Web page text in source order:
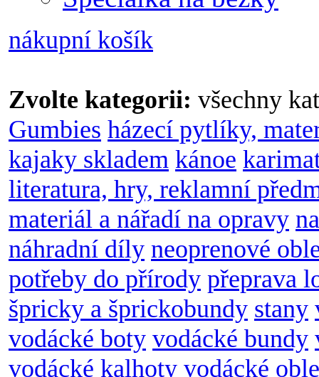
nákupní košík
Zvolte kategorii: všechny
Gumbies házecí pytlíky,
kajaky skladem kánoe
literatura, hry, reklamní
materiál a nářadí na opravy
náhradní díly neoprenové
potřeby do přírody přeprava
špricky a šprickobundy stany
vodácké boty vodácké bundy
vodácké kalhoty vodácké